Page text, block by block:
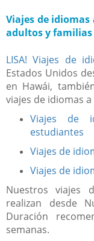
Viajes de
adultos y
LISA! Viajes de
Estados Unidos
en Hawái,
viajes de idiomas
Viajes de
estudiantes
Viajes de
Viajes de
Nuestros viajes
realizan desde
Duración
semanas.